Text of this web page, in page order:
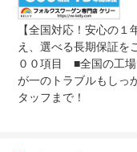
法定整備
について
当社は九州
います。仕
一貫した整
ックもプロ
【全国対応！安心の
え、選べる長期保証
００項目 ■全国の工
が一のトラブルもしっ
タッフまで！